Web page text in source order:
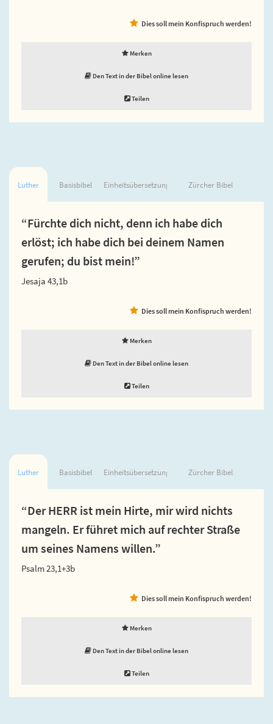
Dies soll mein Konfispruch werden!
Merken
Den Text in der Bibel online lesen
Teilen
Luther Basisbibel Einheitsübersetzung Zürcher Bibel
“Fürchte dich nicht, denn ich habe dich
erlöst; ich habe dich bei deinem Namen
gerufen; du bist mein!”
Jesaja 43,1b
Dies soll mein Konfispruch werden!
Merken
Den Text in der Bibel online lesen
Teilen
Luther Basisbibel Einheitsübersetzung Zürcher Bibel
“Der HERR ist mein Hirte, mir wird nichts
mangeln. Er führet mich auf rechter Straße
um seines Namens willen.”
Psalm 23,1+3b
Dies soll mein Konfispruch werden!
Merken
Den Text in der Bibel online lesen
Teilen